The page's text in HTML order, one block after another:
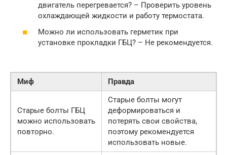
двигатель перегревается? – Проверить уровень
охлаждающей жидкости и работу термостата.
Можно ли использовать герметик при
установке прокладки ГБЦ? – Не рекомендуется.
Миф Правда
Старые болты ГБЦ
можно использовать
повторно.
Старые болты могут
деформироваться и
потерять свои свойства,
поэтому рекомендуется
использовать новые.